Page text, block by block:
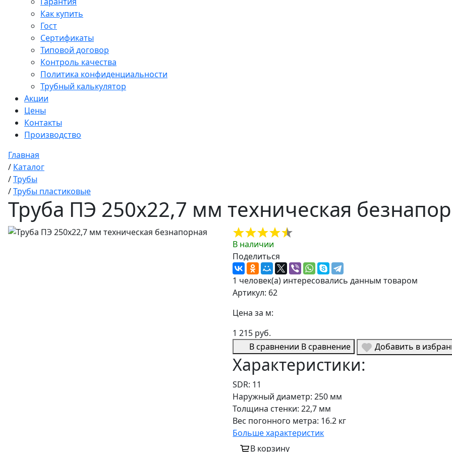
Как купить
Гост
Сертификаты
Типовой договор
Контроль качества
Политика конфиденциальности
Трубный калькулятор
Акции
Цены
Контакты
Производство
Главная
/ Каталог
/Трубы
/Трубы пластиковые
Труба ПЭ 250x22,7 мм техническая
В наличии
Поделиться
1 человек(а) интересовались данным товаром
Артикул: 62
Цена за м:
1 215 руб.
В сравнении В сравнение Добавить в
Характеристики:
SDR: 11
Наружный диаметр: 250 мм
Толщина стенки: 22,7 мм
Вес погонного метра: 16.2 кг
Больше характеристик
В корзину